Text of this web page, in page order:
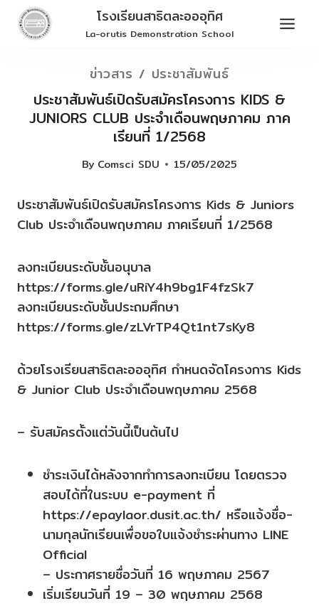
Skip
โรงเรียนสาธิตละอออุทิศ
La-orutis Demonstration School
ข่าวสาร / ประชาสัมพันธ์
ประชาสัมพันธ์เปิดรับสมัครโครงการ KIDS &
JUNIORS CLUB ประจำเดือนพฤษภาคม ภาค
เรียนที่ 1/2568
By Comsci SDU 15/05/2025
ประชาสัมพันธ์เปิดรับสมัครโครงการ Kids & Juniors
Club ประจำเดือนพฤษภาคม ภาคเรียนที่ 1/2568
ลงทะเบียนระดับชั้นอนุบาล
https://forms.gle/uRiY4h9bg1F4fzSk7
ลงทะเบียนระดับชั้นประถมศึกษา
https://forms.gle/zLVrTP4Qt1nt7sKy8
ด้วยโรงเรียนสาธิตละอออุทิศ กำหนดจัดโครงการ Kids
& Junior Club ประจำเดือนพฤษภาคม 2568
– รับสมัครตั้งแต่วันนี้เป็นต้นไป
ชำระเงินได้หลังจากทำการลงทะเบียน โดยตรวจ
สอบได้ที่ในระบบ e-payment ที่
https://epaylaor.dusit.ac.th/ หรือแจ้งชื่อ-
นามกุลนักเรียนเพื่อขอใบแจ้งชำระผ่านทาง LINE
Official
– ประกาศรายชื่อวันที่ 16 พฤษภาคม 2567
เริ่มเรียนวันที่ 19 – 30 พฤษภาคม 2568